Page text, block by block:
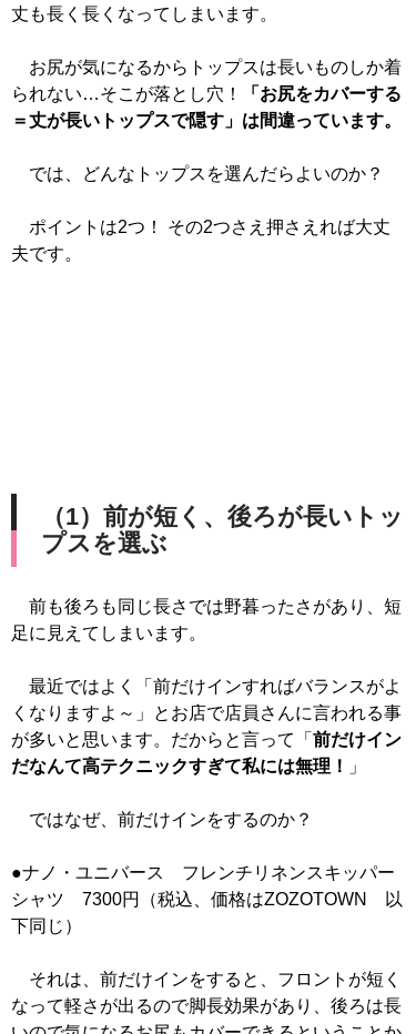
丈も長く長くなってしまいます。
お尻が気になるからトップスは長いものしか着
られない…そこが落とし穴！
「お尻をカバーする
＝丈が長いトップスで隠す」は間違っています。
では、どんなトップスを選んだらよいのか？
ポイントは2つ！ その2つさえ押さえれば大丈
夫です。
（1）前が短く、後ろが長いトッ
プスを選ぶ
前も後ろも同じ長さでは野暮ったさがあり、短
足に見えてしまいます。
最近ではよく「前だけインすればバランスがよ
くなりますよ～」とお店で店員さんに言われる事
が多いと思います。だからと言って「 前だけイン
だなんて高テクニックすぎて私には無理！
」
ではなぜ、前だけインをするのか？
●ナノ・ユニバース フレンチリネンスキッパー
シャツ 7300円（税込、価格はZOZOTOWN 以
下同じ）
それは、前だけインをすると、フロントが短く
なって軽さが出るので脚長効果があり、後ろは長